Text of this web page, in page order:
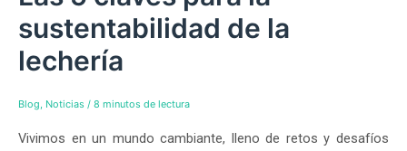
sustentabilidad de la
lechería
Blog, Noticias / 8 minutos de lectura
Vivimos en un mundo cambiante, lleno de retos y desafíos